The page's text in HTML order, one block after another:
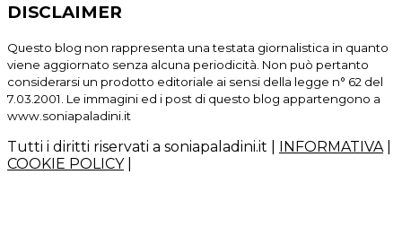
DISCLAIMER
Questo blog non rappresenta una testata giornalistica in quanto
viene aggiornato senza alcuna periodicità. Non può pertanto
considerarsi un prodotto editoriale ai sensi della legge n° 62 del
7.03.2001. Le immagini ed i post di questo blog appartengono a
www.soniapaladini.it
Tutti i diritti riservati a soniapaladini.it INFORMATIVA|
COOKIE POLICY|